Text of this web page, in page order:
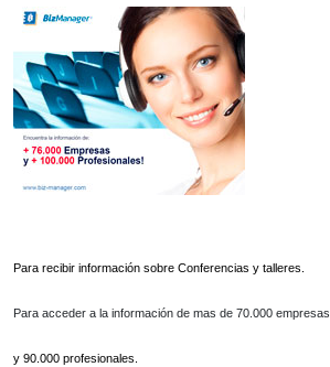
Para recibir información sobre Conferencias y talleres.
Para acceder a la información de mas de 70.000 empresas
y 90.000 profesionales.